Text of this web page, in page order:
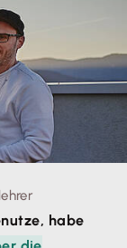
habe